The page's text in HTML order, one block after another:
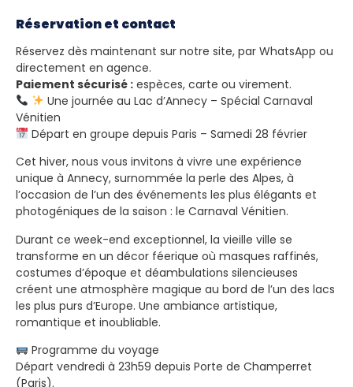
Réservation et contact
Réservez dès maintenant sur notre site, par WhatsApp ou
directement en agence.
Paiement sécurisé : espèces, carte ou virement.
Une journée au Lac d’Annecy – Spécial Carnaval
Vénitien
Départ en groupe depuis Paris – Samedi 28 février
Cet hiver, nous vous invitons à vivre une expérience
unique à Annecy, surnommée la perle des Alpes, à
l’occasion de l’un des événements les plus élégants et
photogéniques de la saison : le Carnaval Vénitien.
Durant ce week-end exceptionnel, la vieille ville se
transforme en un décor féerique où masques raffinés,
costumes d’époque et déambulations silencieuses
créent une atmosphère magique au bord de l’un des lacs
les plus purs d’Europe. Une ambiance artistique,
romantique et inoubliable.
Programme du voyage
Départ vendredi à 23h59 depuis Porte de Champerret
(Paris).